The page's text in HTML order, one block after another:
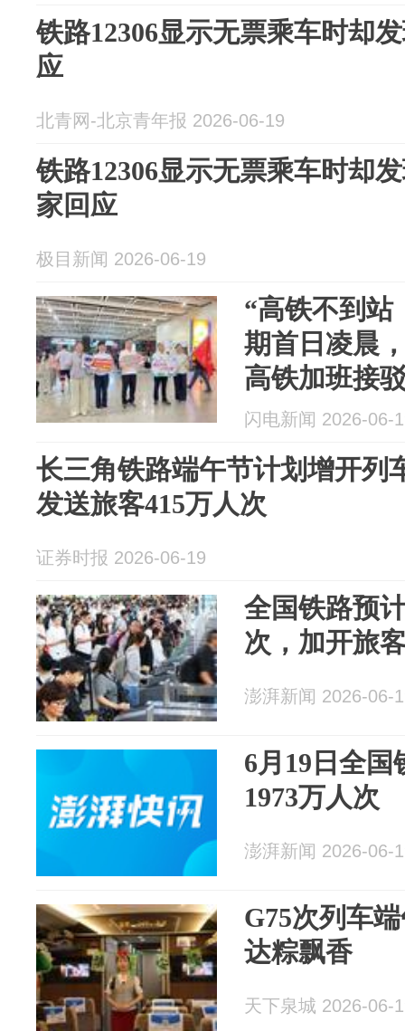
铁路12306显示无票乘车时却
应
北青网-北京青年报 2026-06-19
铁路12306显示无票乘车时却
家回应
极目新闻 2026-06-19
“高铁不到站
期首日凌晨
高铁加班接
闪电新闻 2026-06-
长三角铁路端午节计划增开列
发送旅客415万人次
证券时报 2026-06-19
全国铁路预
次，加开旅
澎湃新闻 2026-06-
6月19日全
1973万人次
澎湃新闻 2026-06-
G75次列车
达粽飘香
天下泉城 2026-06-